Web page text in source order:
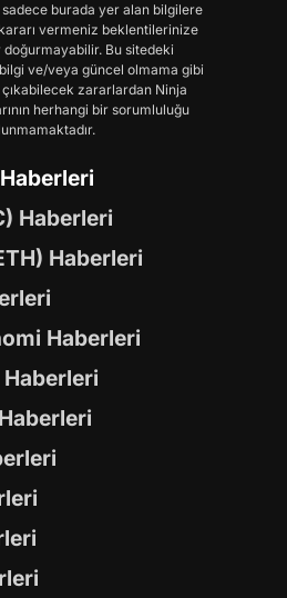
burada yer alan bilgilere
vermeniz beklentilerinize
doğurmayabilir. Bu sitedeki
ve/veya güncel olmama gibi
zararlardan Ninja
herhangi bir sorumluluğu
Haberleri
Haberleri
Haberleri